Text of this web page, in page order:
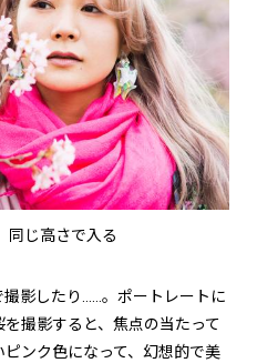
同じ高さで入る
影したり……。ポートレートに
撮影すると、焦点の当たって
ンク色になって、幻想的で美